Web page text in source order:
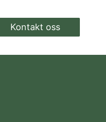
Kontakt oss